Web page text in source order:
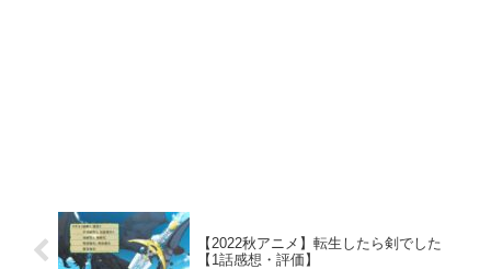
【2022秋アニメ】転生したら剣でした
【1話感想・評価】